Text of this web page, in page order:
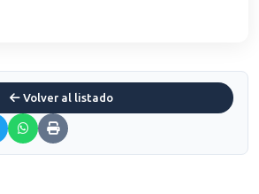
Volver al listado